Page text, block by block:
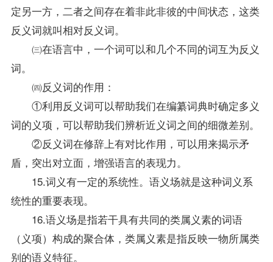
定另一方，二者之间存在着非此非彼的中间状态，这类
反义词就叫相对反义词。
㈢在语言中，一个词可以和几个不同的词互为反义
词。
㈣反义词的作用：
①利用反义词可以帮助我们在编纂词典时确定多义
词的义项，可以帮助我们辨析近义词之间的细微差别。
②反义词在修辞上有对比作用，可以用来揭示矛
盾，突出对立面，增强语言的表现力。
15.词义有一定的系统性。语义场就是这种词义系
统性的重要表现。
16.语义场是指若干具有共同的类属义素的词语
（义项）构成的聚合体，类属义素是指反映一物所属类
别的语义特征。